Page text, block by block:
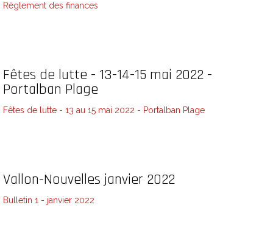
Règlement des finances
Fêtes de lutte - 13-14-15 mai 2022 -
Portalban Plage
Fêtes de lutte - 13 au 15 mai 2022 - Portalban Plage
Vallon-Nouvelles janvier 2022
Bulletin 1 - janvier 2022